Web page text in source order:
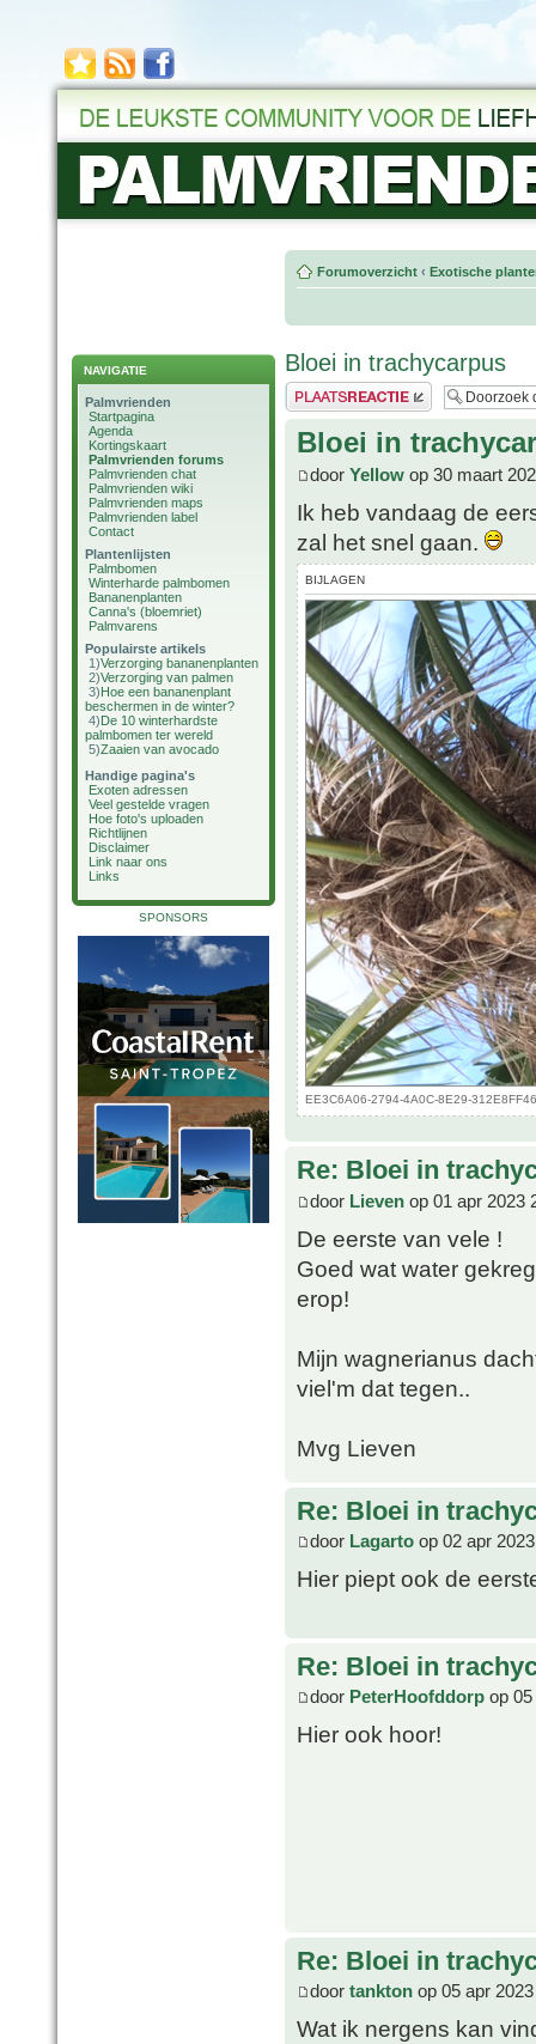
NAVIGATIE
Palmvrienden
Startpagina
Agenda
Kortingskaart
Palmvrienden forums
Palmvrienden chat
Palmvrienden wiki
Palmvrienden maps
Palmvrienden label
Contact
Plantenlijsten
Palmbomen
Winterharde palmbomen
Bananenplanten
Canna's (bloemriet)
Palmvarens
Populairste artikels
1)Verzorging bananenplanten
2)Verzorging van palmen
3)Hoe een bananenplant
beschermen in de winter?
4)De 10 winterhardste
palmbomen ter wereld
5)Zaaien van avocado
Handige pagina's
Exoten adressen
Veel gestelde vragen
Hoe foto's uploaden
Richtlijnen
Disclaimer
Link naar ons
Links
SPONSORS
Forumoverzicht ‹ Exotische
Bloei in trachycarpus
Plaats een reactie
Bloei in
door Yellow op 30 maart
Ik heb vandaag de
zal het snel gaan.
BIJLAGEN
EE3C6A06-2794-4A0C-8E29-
Re: Bloei in
door Lieven op 01 apr 2023
De eerste van vele !
Goed wat water
erop!
Mijn wagnerianus
viel'm dat tegen..
Mvg Lieven
Re: Bloei in
door Lagarto op 02 apr
Hier piept ook de
Re: Bloei in
door PeterHoofddorp op
Hier ook hoor!
Re: Bloei in
door tankton op 05 apr
Wat ik nergens kan